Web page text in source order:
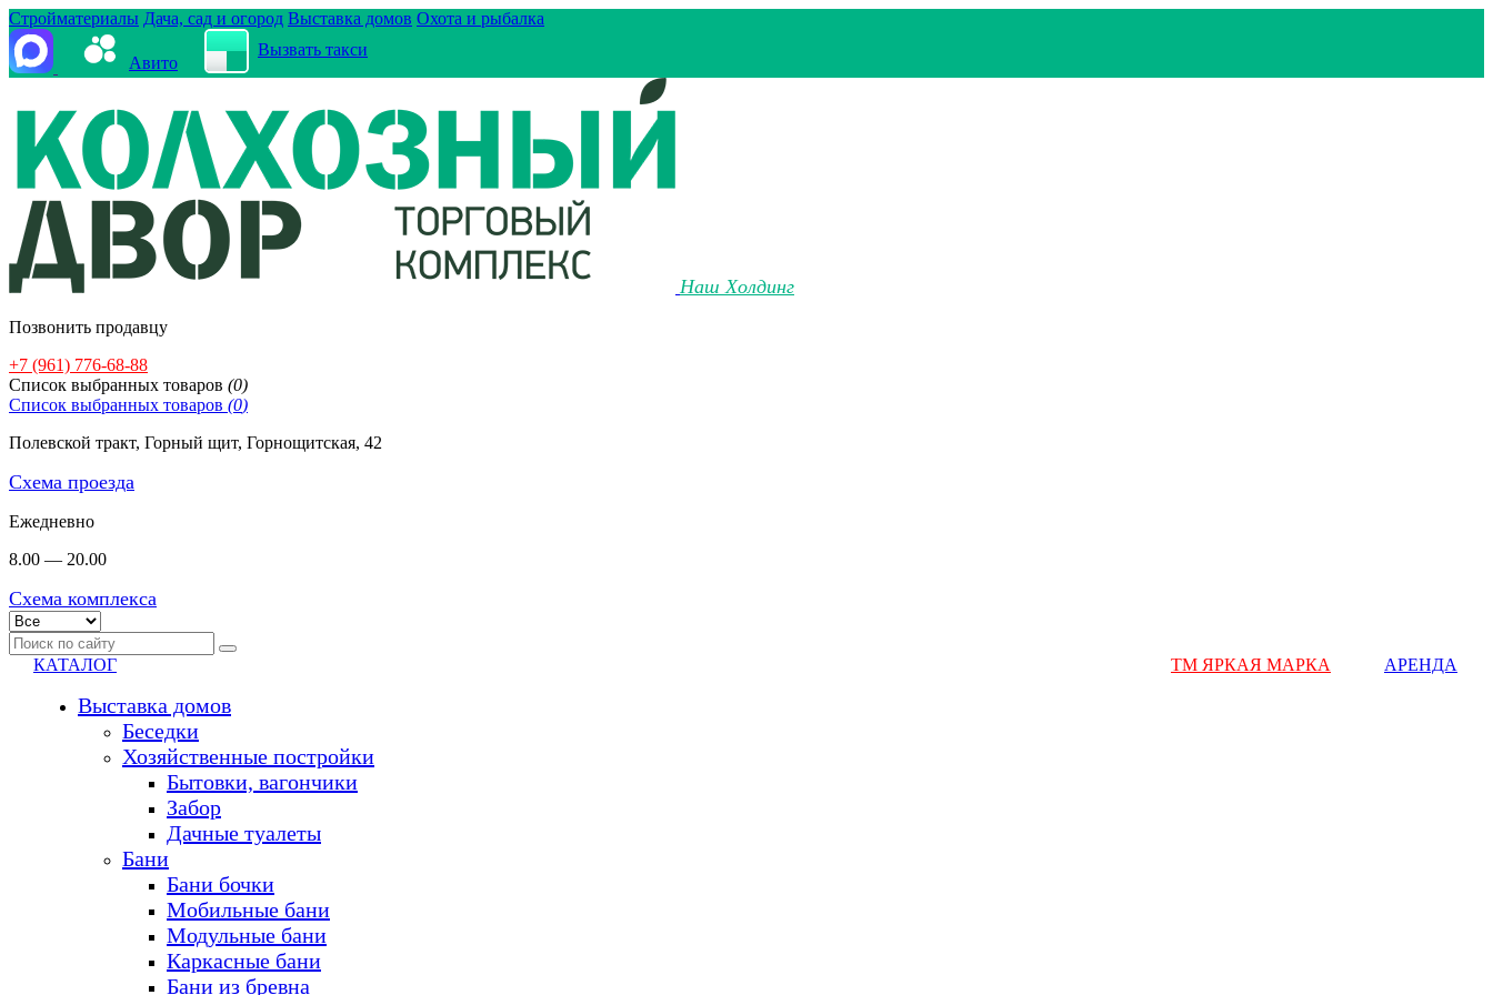
Стройматериалы Дача, сад и огород Выставка домов Охота и рыбалка
Авито
Вызвать такси
Наш Холдинг
Позвонить продавцу
+7 (961) 776-68-88
Cписок выбранных товаров (0)
Cписок выбранных товаров (0)
Полевской тракт, Горный щит, Горнощитская, 42
Схема проезда
Ежедневно
8.00 — 20.00
Схема комплекса
КАТАЛОГ
Выставка домов
Беседки
Хозяйственные постройки
Бытовки, вагончики
Забор
Дачные туалеты
Бани
Бани бочки
Мобильные бани
Модульные бани
Каркасные бани
Бани из бревна
ТМ ЯРКАЯ МАРКА АРЕНДА